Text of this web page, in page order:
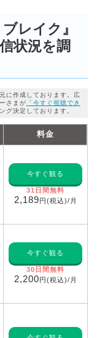
レイク』
状況を調
に作成しております。広
さまが 「今すぐ視聴でき
グ決定しております。
料金
今すぐ観る
31日間無料
2,189円(税込)/月
今すぐ観る
30日間無料
2,200円(税込)/月